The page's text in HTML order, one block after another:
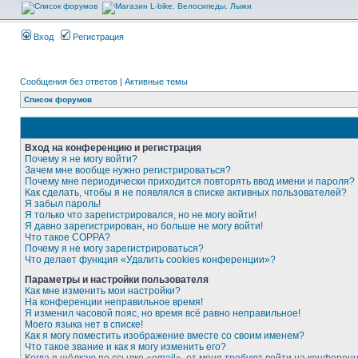
Вход Регистрация
Сообщения без ответов | Активные темы
Список форумов
Вход на конференцию и регистрация
Почему я не могу войти?
Зачем мне вообще нужно регистрироваться?
Почему мне периодически приходится повторять ввод имени и пароля?
Как сделать, чтобы я не появлялся в списке активных пользователей?
Я забыл пароль!
Я только что зарегистрировался, но не могу войти!
Я давно зарегистрирован, но больше не могу войти!
Что такое COPPA?
Почему я не могу зарегистрироваться?
Что делает функция «Удалить cookies конференции»?
Параметры и настройки пользователя
Как мне изменить мои настройки?
На конференции неправильное время!
Я изменил часовой пояс, но время всё равно неправильное!
Моего языка нет в списке!
Как я могу поместить изображение вместе со своим именем?
Что такое звание и как я могу изменить его?